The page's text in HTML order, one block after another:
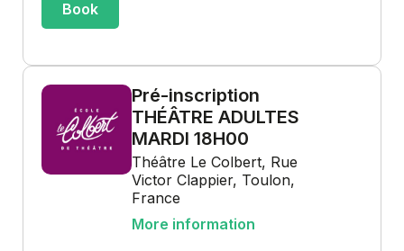
Book
Pré-inscription
THÉÂTRE ADULTES
MARDI 18H00
Théâtre Le Colbert, Rue
Victor Clappier, Toulon,
France
More information